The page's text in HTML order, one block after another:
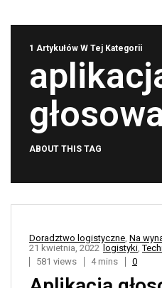
1 Artykułów W Tej Kategorii
ABOUT THIS TAG
Doradztwo logistyczne, Na
logistyki,
21 kwietnia, 2022
581 views
4 mins 0